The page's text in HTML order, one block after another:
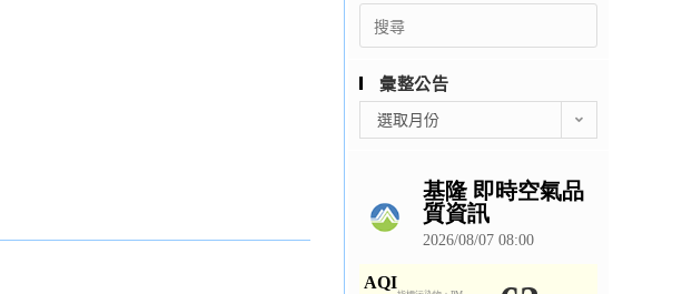
Search
for:
彙整公告
整
選取月份